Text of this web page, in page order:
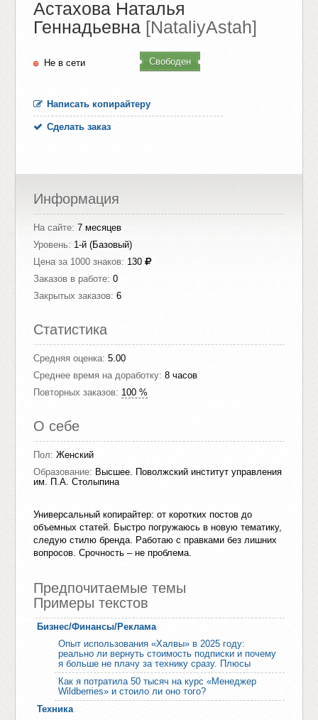
Астахова Наталья
Геннадьевна [NataliyAstah]
Не в сети
Написать копирайтеру
Сделать заказ
Свободен
Информация
На сайте:7 месяцев
Уровень: 1-й (Базовый)
Цена за 1000 знаков: 130
Заказов в работе:0
Закрытых заказов:6
Статистика
Средняя оценка:5.00
Среднее время на доработку:8 часов
Повторных заказов: 100 %
О себе
Пол:Женский
Образование: Высшее. Поволжский институт управления
им. П.А. Столыпина
Универсальный копирайтер: от коротких постов до
объемных статей. Быстро погружаюсь в новую тематику,
следую стилю бренда. Работаю с правками без лишних
вопросов. Срочность – не проблема.
Предпочитаемые темы
Примеры текстов
Бизнес/Финансы/Реклама
Опыт использования «Халвы» в 2025 году:
реально ли вернуть стоимость подписки и почему
я больше не плачу за технику сразу. Плюсы
Как я потратила 50 тысяч на курс «Менеджер
Wildberries» и стоило ли оно того?
Техника